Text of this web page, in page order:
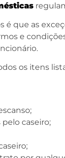
que as
e
os itens
caseiro;